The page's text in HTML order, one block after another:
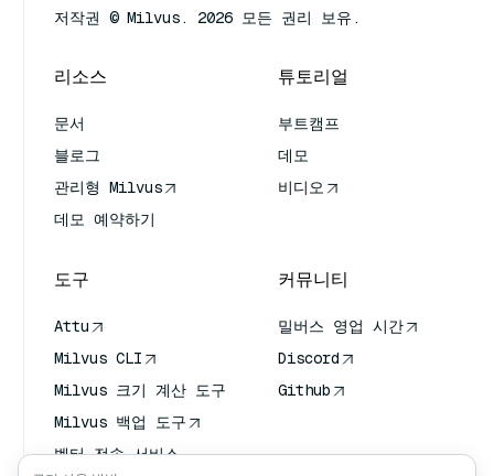
저작권 © Milvus. 2026 모든 권리 보유.
리소스
문서
블로그
관리형 Milvus
데모 예약하기
튜토리얼
부트캠프
데모
비디오
도구
Attu
Milvus CLI
Milvus 크기 계산 도구
Milvus 백업 도구
벡터 전송 서비스
커뮤니티
밀버스 영업 시간
Discord
Github